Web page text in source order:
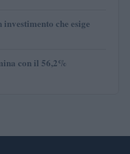
che esige
con il 56,2%